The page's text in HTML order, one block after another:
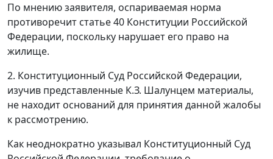
По мнению заявителя, оспариваемая норма
противоречит статье 40 Конституции Российской
Федерации, поскольку нарушает его право на
жилище.
2. Конституционный Суд Российской Федерации,
изучив представленные К.З. Шалунцем материалы,
не находит оснований для принятия данной жалобы
к рассмотрению.
Как неоднократно указывал Конституционный Суд